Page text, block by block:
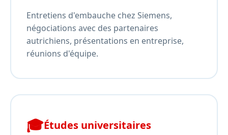
Entretiens d'embauche chez Siemens,
négociations avec des partenaires
autrichiens, présentations en entreprise,
réunions d'équipe.
🎓Études universitaires